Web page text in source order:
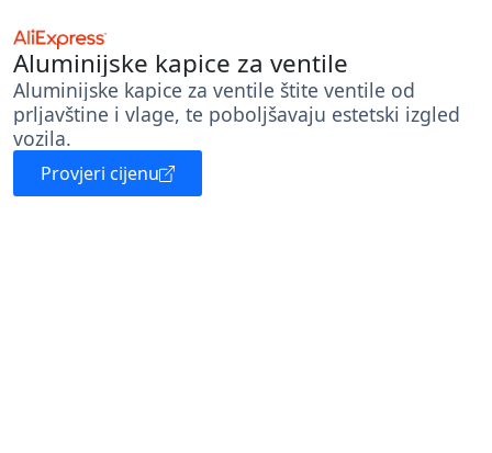
Aluminijske kapice za ventile
Aluminijske kapice za ventile štite ventile od
prljavštine i vlage, te poboljšavaju estetski izgled
vozila.
Provjeri cijenu